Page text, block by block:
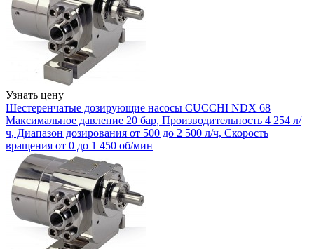
Узнать цену
Шестеренчатые дозирующие насосы CUCCHI NDX 68
Максимальное давление 20 бар, Производительность 4 254 л/
ч, Диапазон дозирования от 500 до 2 500 л/ч, Скорость
вращения от 0 до 1 450 об/мин